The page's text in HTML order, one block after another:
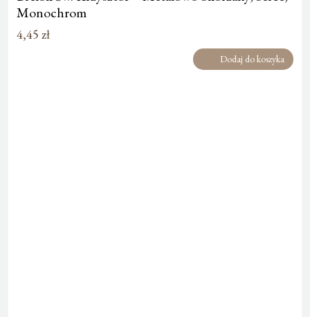
Monochrom
4,45 zł
Dodaj do koszyka